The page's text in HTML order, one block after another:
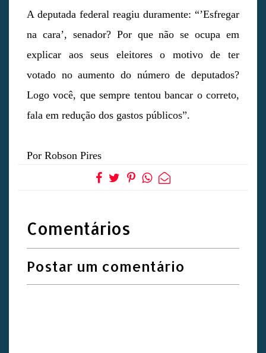
A deputada federal reagiu duramente: “’Esfregar
na cara’, senador? Por que não se ocupa em
explicar aos seus eleitores o motivo de ter
votado no aumento do número de deputados?
Logo você, que sempre tentou bancar o correto,
fala em redução dos gastos públicos”.
Por Robson Pires
Comentários
Postar um comentário